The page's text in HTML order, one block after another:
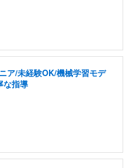
ア/未経験OK/機械学習モデ
な指導